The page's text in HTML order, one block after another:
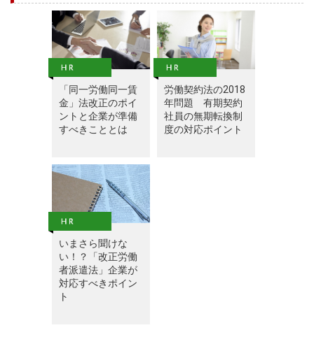
「同一労働同一賃
金」法改正のポイ
ントと企業が準備
すべきこととは
労働契約法の2018
年問題 有期契約
社員の無期転換制
度の対応ポイント
いまさら聞けな
い！？「改正労働
者派遣法」企業が
対応すべきポイン
ト